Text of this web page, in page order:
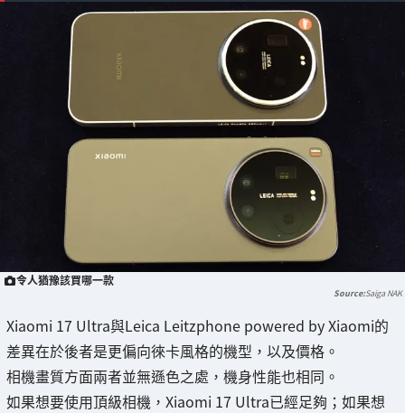
令人猶豫該買哪一款
Saiga NAK
Xiaomi 17 Ultra與Leica Leitzphone powered by Xiaomi的
差異在於後者是更偏向徠卡風格的機型，以及價格。
相機畫質方面兩者並無遜色之處，機身性能也相同。
如果想要使用頂級相機，Xiaomi 17 Ultra已經足夠；如果想